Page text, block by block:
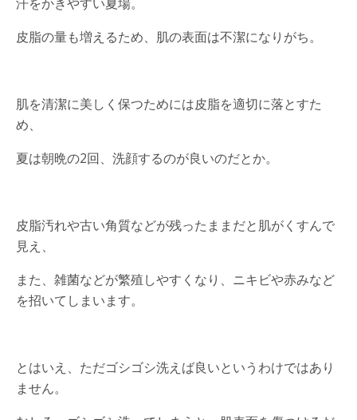
皮脂の量も増えるため、肌の表面は不潔になりがち。
肌を清潔に美しく保つためには皮脂を適切に落とすた
め、
夏は朝晩の2回、洗顔するのが良いのだとか。
皮脂汚れや古い角質などが残ったままだと肌がくすんで
見え、
また、雑菌などが繁殖しやすくなり、ニキビや赤みなど
を招いてしまいます。
とはいえ、ただゴシゴシ洗えば良いというわけではあり
ません。